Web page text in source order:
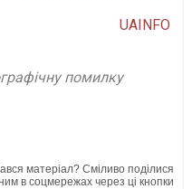
UAINFO
помилку
матеріал? Сміливо поділися
в соцмережах через ці кнопки